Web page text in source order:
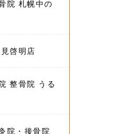
院 札幌中の
啓明店
整骨院 うる
院・接骨院